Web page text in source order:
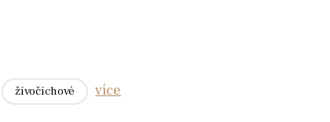
živočichové více